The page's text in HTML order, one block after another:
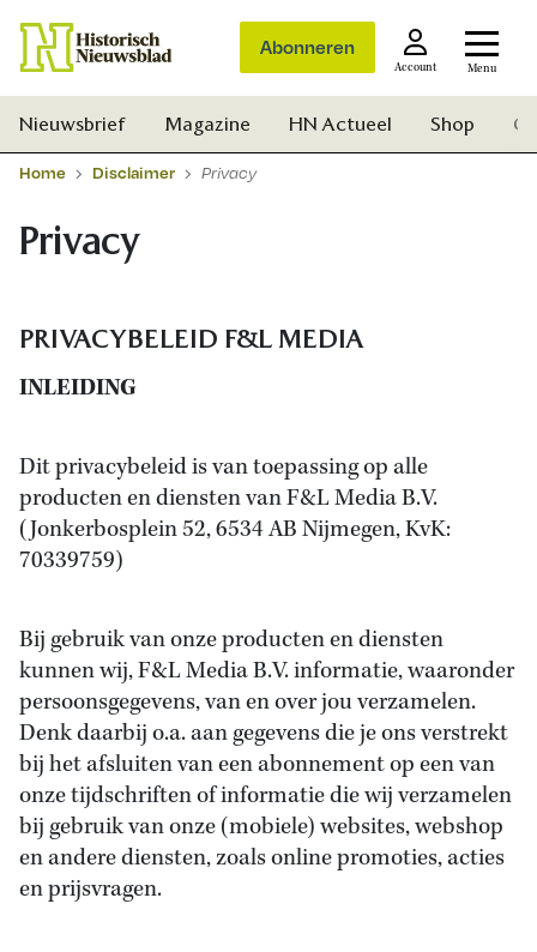
Abonneren
Account Menu
Zoek
Nieuwsbrief Magazine HN Actueel Shop
Home Disclaimer Privacy
Privacy
PRIVACYBELEID F&L MEDIA
INLEIDING
Dit privacybeleid is van toepassing op alle
producten en diensten van F&L Media B.V.
(Jonkerbosplein 52, 6534 AB Nijmegen, KvK:
70339759)
Bij gebruik van onze producten en diensten
kunnen wij, F&L Media B.V. informatie, waaronder
persoonsgegevens, van en over jou verzamelen.
Denk daarbij o.a. aan gegevens die je ons verstrekt
bij het afsluiten van een abonnement op een van
onze tijdschriften of informatie die wij verzamelen
bij gebruik van onze (mobiele) websites, webshop
en andere diensten, zoals online promoties, acties
en prijsvragen.